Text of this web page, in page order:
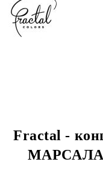
Fractal -
МАРСАЛА